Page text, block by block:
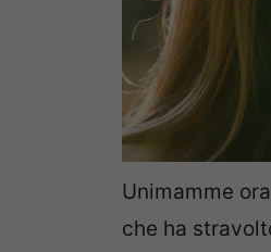
Unimamme
che ha